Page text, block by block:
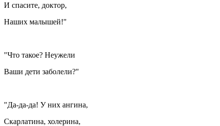
И спасите, доктор,
Наших малышей!"
"Что такое? Неужели
Ваши дети заболели?"
"Да-да-да! У них ангина,
Скарлатина, холерина,